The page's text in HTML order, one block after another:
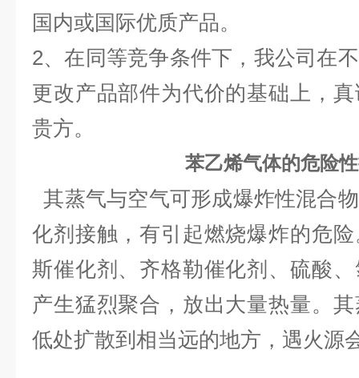
国内或国际优质产品。
2、在同等竞争条件下，我公司在
更改产品部件为代价的基础上，
贵方。
苯乙烯气体的危险
其蒸气与空气可形成爆炸性混合
化剂接触，有引起燃烧爆炸的危
斯催化剂、齐格勒催化剂、硫酸
产生猛烈聚合，放出大量热量。
低处扩散到相当远的地方，遇火源